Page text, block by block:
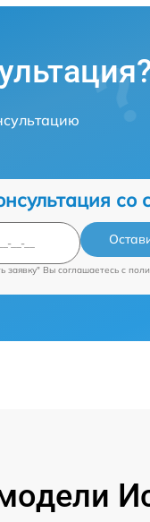
со
заявку" Вы соглашаетесь c